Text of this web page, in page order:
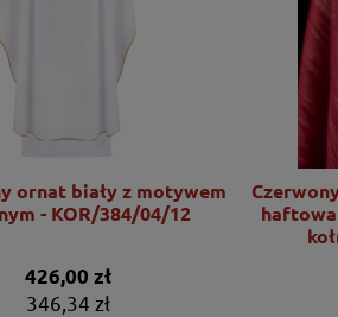
ornat biały z motywem
- KOR/384/04/12
426,00 zł
346,34 zł